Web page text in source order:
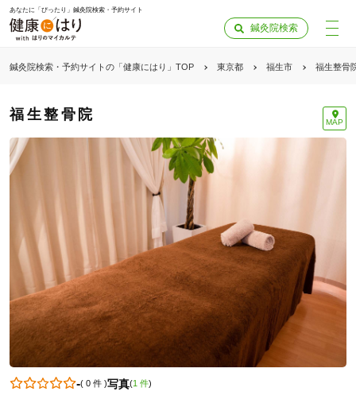
あなたに「ぴったり」鍼灸院検索・予約サイト
鍼灸院検索
鍼灸院検索・予約サイトの「健康にはり」TOP 東京都 福生市 福生整骨
福生整骨院 MAP
-( 0 件)写真(1 件)
「健康にはりを見た」